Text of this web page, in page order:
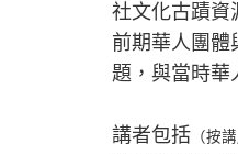
社文化古蹟資
前期華人團體
題，與當時華
講者包括 （按